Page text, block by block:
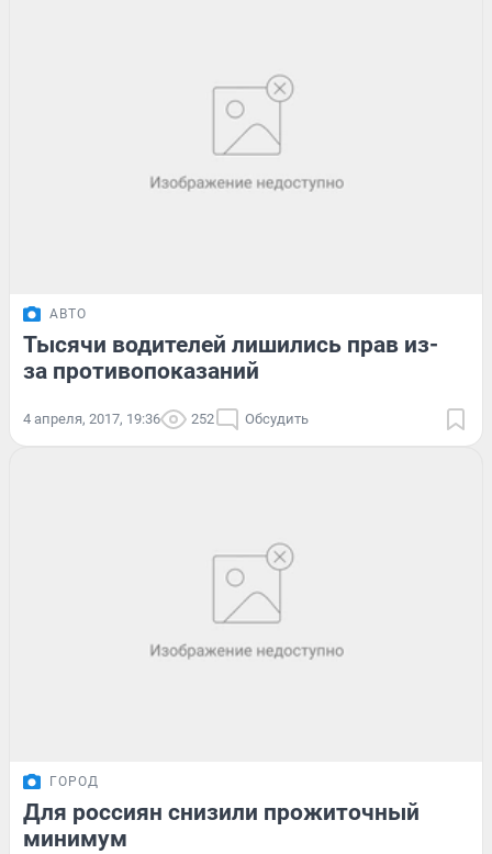
АВТО
Тысячи водителей лишились прав из-
за противопоказаний
4 апреля, 2017, 19:36 252 Обсудить
ГОРОД
Для россиян снизили прожиточный
минимум